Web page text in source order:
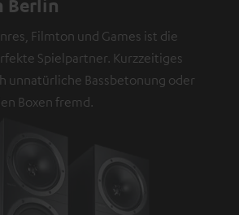
Berlin
Filmton und Games ist die
Spielpartner. Kurzzeitiges
unnatürliche Bassbetonung oder
Boxen fremd.